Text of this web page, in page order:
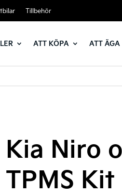
Tillbehör
ATT KÖPA ATT ÄGA
Kia Niro
TPMS Kit